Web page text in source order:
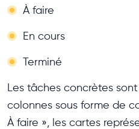
À faire
En cours
Terminé
Les tâches concrètes
colonnes sous forme de
À faire », les cartes